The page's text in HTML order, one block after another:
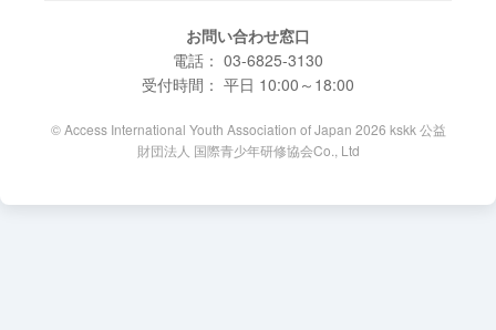
お問い合わせ窓口
電話： 03-6825-3130
受付時間： 平日 10:00～18:00
© Access International Youth Association of Japan 2026 kskk 公益
財団法人 国際青少年研修協会Co., Ltd